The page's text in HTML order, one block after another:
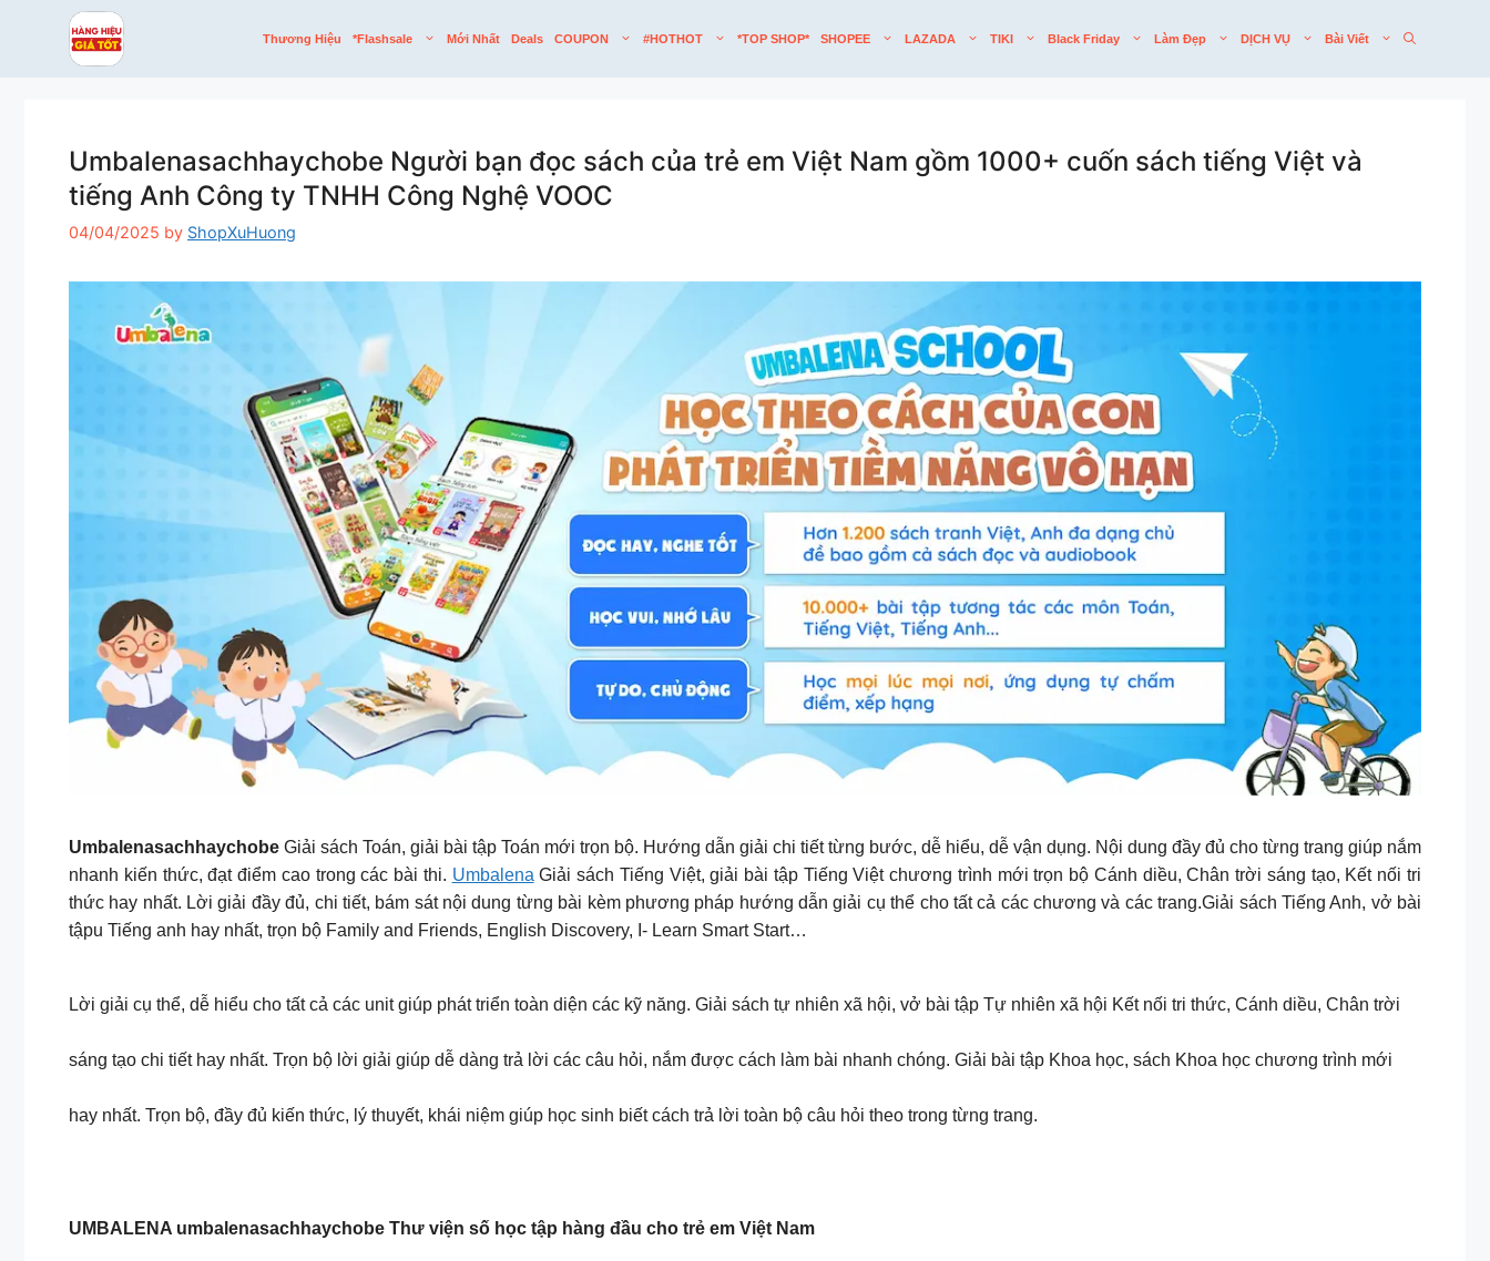
Thương Hiệu *flashsale Mới Nhất Deals COUPON #HOTHOT *TOP SHOP* SHOPEE LAZADA TIKI Black Friday Làm Đẹp DỊCH VỤ Bài Viết
Umbalenasachhaychobe Người bạn đọc sách của trẻ em Việt Nam gồm 1000+ cuốn sách tiếng Việt và
tiếng Anh Công ty TNHH Công Nghệ VOOC
04/04/2025 by ShopXuHuong
Umbalenasachhaychobe Giải sách Toán, giải bài tập Toán mới trọn bộ. Hướng dẫn giải chi tiết từng bước, dễ hiểu, dễ vận dụng. Nội dung đầy đủ cho từng trang giúp nắm
nhanh kiến thức, đạt điểm cao trong các bài thi. Umbalena Giải sách Tiếng Việt, giải bài tập Tiếng Việt chương trình mới trọn bộ Cánh diều, Chân trời sáng tạo, Kết nối tri
thức hay nhất. Lời giải đầy đủ, chi tiết, bám sát nội dung từng bài kèm phương pháp hướng dẫn giải cụ thể cho tất cả các chương và các trang.Giải sách Tiếng Anh, vở bài
tậpu Tiếng anh hay nhất, trọn bộ Family and Friends, English Discovery, I- Learn Smart Start…
Lời giải cụ thể, dễ hiểu cho tất cả các unit giúp phát triển toàn diện các kỹ năng. Giải sách tự nhiên xã hội, vở bài tập Tự nhiên xã hội Kết nối tri thức, Cánh diều, Chân trời
sáng tạo chi tiết hay nhất. Trọn bộ lời giải giúp dễ dàng trả lời các câu hỏi, nắm được cách làm bài nhanh chóng. Giải bài tập Khoa học, sách Khoa học chương trình mới
hay nhất. Trọn bộ, đầy đủ kiến thức, lý thuyết, khái niệm giúp học sinh biết cách trả lời toàn bộ câu hỏi theo trong từng trang.
UMBALENA umbalenasachhaychobe Thư viện số học tập hàng đầu cho trẻ em Việt Nam